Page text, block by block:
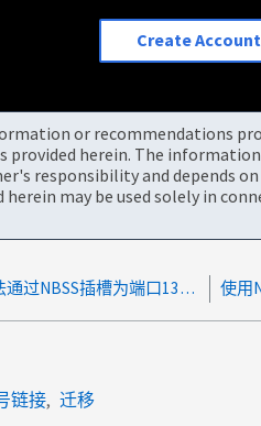
Create Account
or recommendations
herein. The
responsibility and depends
may be used solely in
从域中删除DC失败"NBT：无法通过NBSS插槽为端口139连接到服务器。错误0x23：资源暂时不可用" 使用
链接 迁移